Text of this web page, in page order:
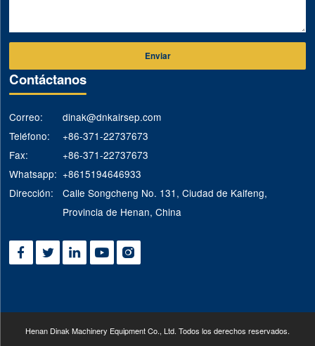
Enviar
Contáctanos
Correo:
dinak@dnkairsep.com
Teléfono:
+86-371-22737673
Fax:
+86-371-22737673
Whatsapp: +8615194646933
Dirección:
Calle Songcheng No. 131, Ciudad de Kaifeng,
Provincia de Henan, China
    
Henan Dinak Machinery Equipment Co., Ltd. Todos los derechos reservados.